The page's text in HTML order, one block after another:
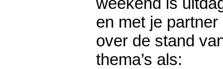
en met je
over de stand
thema’s als: